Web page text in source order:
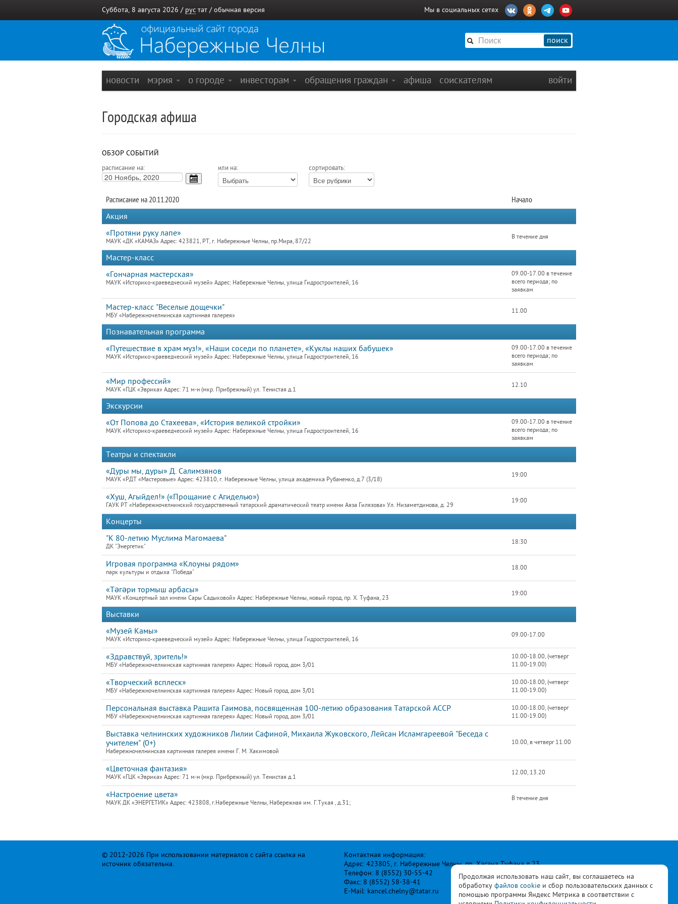
Продолжая использовать наш сайт, вы соглашаетесь на
обработку файлов cookie и сбор пользовательских данных с
помощью программы Яндекс Метрика в соответствии с
Суббота, 8 августа 2026 / рус тат / обычная версия Мы в социальных сетях
поиск
новости мэрия о городе инвесторам обращения граждан афиша соискателям войти
Городская афиша
ОБЗОР СОБЫТИЙ
расписание на: или на: сортировать:
Расписание на 20.11.2020
Начало
Акция
«Протяни руку лапе»
МАУК «ДК «КАМАЗ» Адрес: 423821, РТ, г. Набережные Челны, пр.Мира, 87/22
В течение дня
Мастер-класс
«Гончарная мастерская»
МАУК «Историко-краеведческий музей» Адрес: Набережные Челны, улица Гидростроителей, 16
09.00-17.00 в течение
всего периода; по
заявкам
Мастер-класс "Веселые дощечки"
МБУ «Набережночелнинская картинная галерея»
11.00
Познавательная программа
«Путешествие в храм муз!», «Наши соседи по планете», «Куклы наших бабушек»
МАУК «Историко-краеведческий музей» Адрес: Набережные Челны, улица Гидростроителей, 16
09.00-17.00 в течение
всего периода; по
заявкам
«Мир профессий»
МАУК «ГЦК «Эврика» Адрес: 71 м-н (мкр. Прибрежный) ул. Тенистая д.1
12.10
Экскурсии
«От Попова до Стахеева», «История великой стройки»
МАУК «Историко-краеведческий музей» Адрес: Набережные Челны, улица Гидростроителей, 16
09.00-17.00 в течение
всего периода; по
заявкам
Театры и спектакли
«Дуры мы, дуры» Д. Салимзянов
МАУК «РДТ «Мастеровые» Адрес: 423810, г. Набережные Челны, улица академика Рубаненко, д.7 (3/18)
19:00
«Хуш, Агыйдел!» («Прощание с Агиделью»)
ГАУК РТ «Набережночелнинский государственный татарский драматический театр имени Аяза Гилязова» Ул. Низаметдинова, д. 29
19:00
Концерты
"К 80-летию Муслима Магомаева"
ДК "Энергетик"
18:30
Игровая программа «Клоуны рядом»
парк культуры и отдыха "Победа"
18.00
«Тәгәри тормыш арбасы»
МАУК «Концертный зал имени Сары Садыковой» Адрес: Набережные Челны, новый город, пр. Х. Туфана, 23
19:00
Выставки
«Музей Камы»
МАУК «Историко-краеведческий музей» Адрес: Набережные Челны, улица Гидростроителей, 16
09.00-17.00
«Здравствуй, зритель!»
МБУ «Набережночелнинская картинная галерея» Адрес: Новый город, дом 3/01
10.00-18.00, (четверг
11.00-19.00)
«Творческий всплеск»
МБУ «Набережночелнинская картинная галерея» Адрес: Новый город, дом 3/01
10.00-18.00, (четверг
11.00-19.00)
Персональная выставка Рашита Гаимова, посвященная 100-летию образования Татарской АССР
МБУ «Набережночелнинская картинная галерея» Адрес: Новый город, дом 3/01
10.00-18.00, (четверг
11.00-19.00)
Выставка челнинских художников Лилии Сафиной, Михаила Жуковского, Лейсан Исламгареевой "Беседа с
учителем" (0+)
Набережночелнинская картинная галерея имени Г. М. Хакимовой
10.00, в четверг 11.00
«Цветочная фантазия»
МАУК «ГЦК «Эврика» Адрес: 71 м-н (мкр. Прибрежный) ул. Тенистая д.1
12.00, 13.20
«Настроение цвета»
МАУК ДК «ЭНЕРГЕТИК» Адрес: 423808, г.Набережные Челны, Набережная им. Г.Тукая , д.31;
В течение дня
© 2012-2026 При использовании материалов с сайта ссылка на
источник обязательна.
Контактная информация:
Адрес: 423805, г. Набережные Челны, пр. Хасана Туфана д.23
Телефон: 8 (8552) 30-55-42
Факс: 8 (8552) 58-38-41
E-Mail: kancel.chelny@tatar.ru